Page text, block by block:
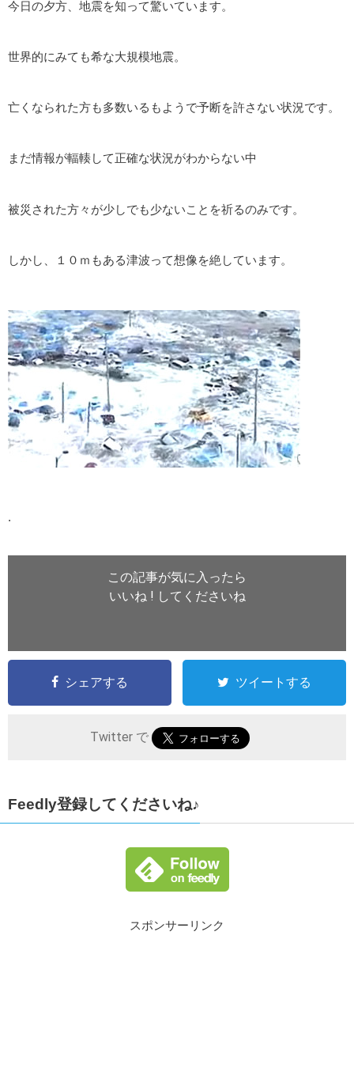
今日の夕方、地震を知って驚いています。
世界的にみても希な大規模地震。
亡くなられた方も多数いるもようで予断を許さない状況です。
まだ情報が輻輳して正確な状況がわからない中
被災された方々が少しでも少ないことを祈るのみです。
しかし、１０ｍもある津波って想像を絶しています。
.
この記事が気に入ったら
いいね ! してくださいね
シェアする ツイートする
Twitter で
Feedly登録してくださいね♪
スポンサーリンク